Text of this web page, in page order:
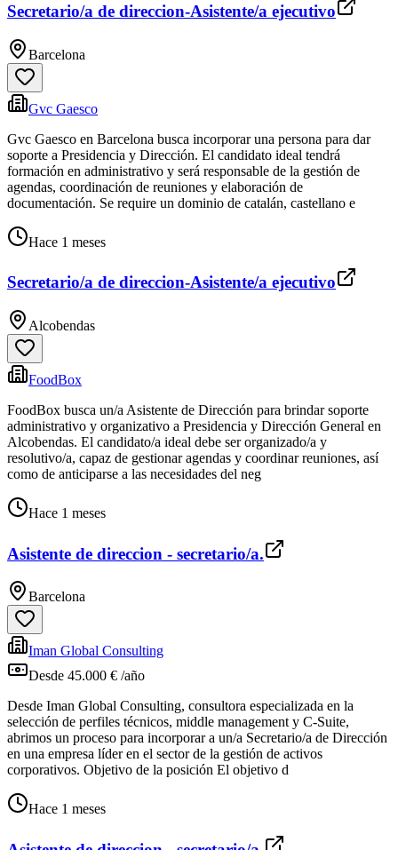
Secretario/a de direccion-Asistente/a ejecutivo
Barcelona
Gvc Gaesco
Gvc Gaesco en Barcelona busca incorporar una persona para dar
soporte a Presidencia y Dirección. El candidato ideal tendrá
formación en administrativo y será responsable de la gestión de
agendas, coordinación de reuniones y elaboración de
documentación. Se require un dominio de catalán, castellano e
Hace 1 meses
Secretario/a de direccion-Asistente/a ejecutivo
Alcobendas
FoodBox
FoodBox busca un/a Asistente de Dirección para brindar soporte
administrativo y organizativo a Presidencia y Dirección General en
Alcobendas. El candidato/a ideal debe ser organizado/a y
resolutivo/a, capaz de gestionar agendas y coordinar reuniones, así
como de anticiparse a las necesidades del neg
Hace 1 meses
Asistente de direccion - secretario/a.
Barcelona
Iman Global Consulting
Desde 45.000 € /año
Desde Iman Global Consulting, consultora especializada en la
selección de perfiles técnicos, middle management y C‑Suite,
abrimos un proceso para incorporar a un/a Secretario/a de Dirección
en una empresa líder en el sector de la gestión de activos
corporativos. Objetivo de la posición El objetivo d
Hace 1 meses